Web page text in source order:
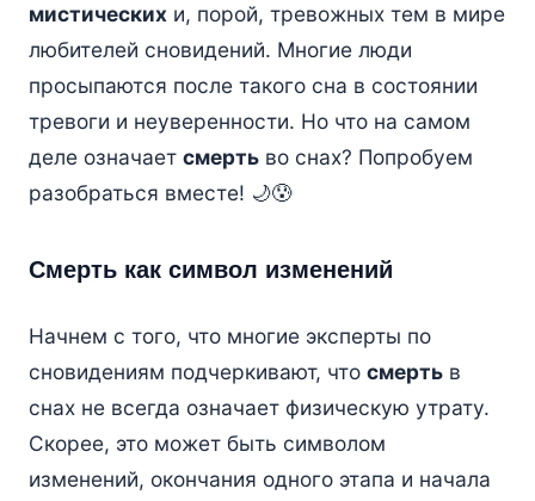
мистическихи, порой, тревожных тем в мире
любителей сновидений. Многие люди
просыпаются после такого сна в состоянии
тревоги и неуверенности. Но что на самом
деле означает смертьво снах? Попробуем
разобраться вместе! 🌙😰
Смерть как символ изменений
Начнем с того, что многие эксперты по
сновидениям подчеркивают, что смертьв
снах не всегда означает физическую утрату.
Скорее, это может быть символом
изменений, окончания одного этапа и начала